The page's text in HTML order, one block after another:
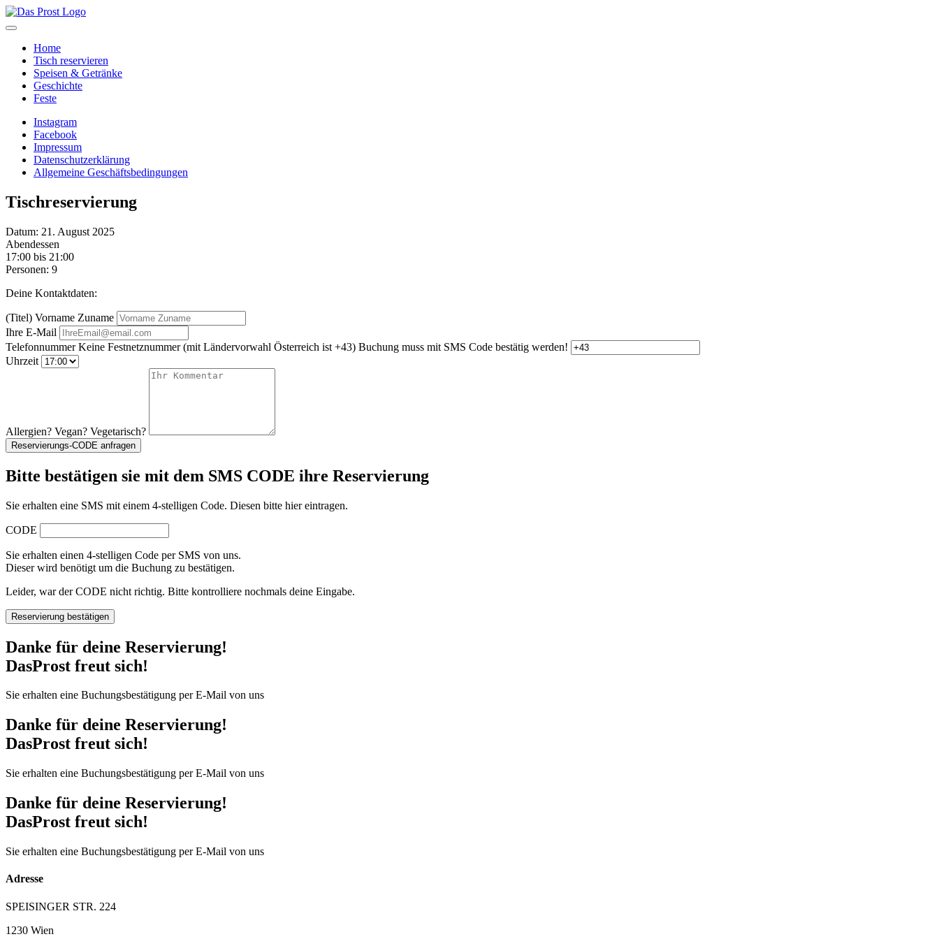
Home
Tisch reservieren
Speisen & Getränke
Geschichte
Feste
Instagram
Facebook
Impressum
Datenschutzerklärung
Allgemeine Geschäftsbedingungen
Tischreservierung
Datum: 21. August 2025
Abendessen
17:00 bis 21:00
Personen: 9
Deine Kontaktdaten:
(Titel) Vorname Zuname
Ihre E-Mail
TelefonnummerKeine Festnetznummer (mit Ländervorwahl Österreich ist +43) Buchung muss mit SMS Code bestätig werden!
Uhrzeit
Allergien? Vegan? Vegetarisch?
Reservierungs-CODE anfragen
Bitte bestätigen sie mit dem SMS CODE ihre Reservierung
Sie erhalten eine SMS mit einem 4-stelligen Code. Diesen bitte hier eintragen.
CODE
Sie erhalten einen 4-stelligen Code per SMS von uns.
Dieser wird benötigt um die Buchung zu bestätigen.
Leider, war der CODE nicht richtig. Bitte kontrolliere nochmals deine Eingabe.
Reservierung bestätigen
Danke für deine Reservierung!
DasProst freut sich!
Sie erhalten eine Buchungsbestätigung per E-Mail von uns
Danke für deine Reservierung!
DasProst freut sich!
Sie erhalten eine Buchungsbestätigung per E-Mail von uns
Danke für deine Reservierung!
DasProst freut sich!
Sie erhalten eine Buchungsbestätigung per E-Mail von uns
Adresse
SPEISINGER STR. 224
1230 Wien